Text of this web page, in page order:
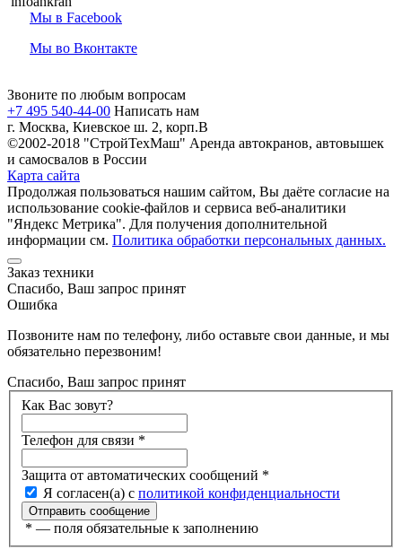
Мы в Facebook
Мы во Вконтакте
Звоните по любым вопросам
+7 495 540-44-00 Написать нам
г. Москва, Киевское ш. 2, корп.В
©2002-2018 "СтройТехМаш" Аренда автокранов, автовышек
и самосвалов в России
Карта сайта
Продолжая пользоваться нашим сайтом, Вы даёте согласие на
использование cookie-файлов и сервиса веб-аналитики
"Яндекс Метрика". Для получения дополнительной
информации см. Политика обработки персональных данных.
Заказ техники
Спасибо, Ваш запрос принят
Ошибка
Позвоните нам по телефону, либо оставьте свои данные, и мы
обязательно перезвоним!
Спасибо, Ваш запрос принят
Как Вас зовут?
Телефон для связи *
Защита от автоматических сообщений *
Я согласен(а) с политикой конфиденциальности
* — поля обязательные к заполнению